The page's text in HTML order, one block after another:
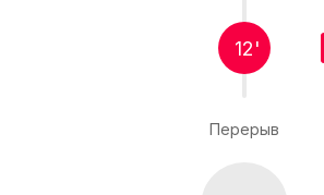
12'
Перерыв